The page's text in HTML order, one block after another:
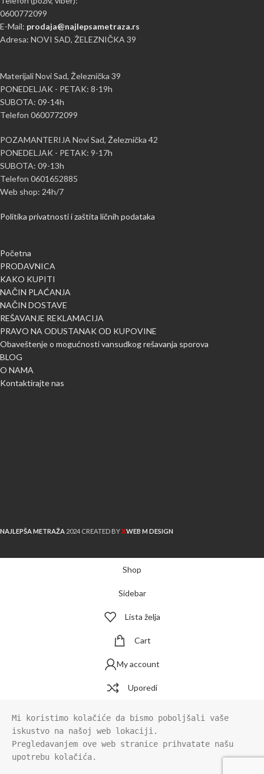
0600772099
E-Mail: prodaja@najlepsametraza.rs
Adresa: NOVI SAD, ŽELEZNIČKA 39
Materijali Novi Sad, Železnička 39
PONEDELJAK - PETAK: 8-19h
SUBOTA: 09-14h
Telefon 0600772099
POZAMANTERIJA Novi Sad, Železnička 42
PONEDELJAK - PETAK: 9-17h
SUBOTA: 09-13h
Telefon 0601652885
Web shop: 24h/7
Politika privatnosti i zaštita ličnih podataka
Početna
PRODAVNICA
KAKO KUPITI
NAČIN PLAĆANJA
NAČIN DOSTAVE
REŠAVANJE REKLAMACIJA
PRAVO NA ODUSTANAK OD KUPOVINE
Obaveštenje o mogućnosti vansudkog rešavanja sporova
BLOG
O NAMA
Kontaktirajte nas
NAJLEPŠA METRAŽA 2024 CREATED BYXWEB M DESIGN
Shop
Sidebar
Lista želja
Cart
My account
Uporedi
Mi koristimo kolačiće da bismo poboljšali vaše
iskustvo na našoj web lokaciji.
Pregledavanjem ove web stranice prihvatate našu
upotrebu kolačića.